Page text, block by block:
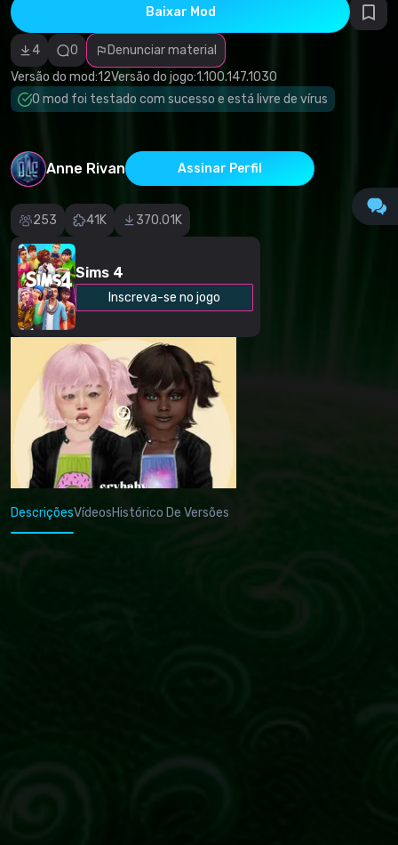
Baixar Mod
4 0
Denunciar material
Versão do mod:12Versão do jogo:1.100.147.1030
O mod foi testado com sucesso e está livre de vírus
Anne Rivan Assinar Perfil
253 41K 370.01K
Sims 4
Inscreva-se no jogo
incorreta
Software
malicioso/vírus
Conteúdo não
funcional
Descrição
DescriçõesVídeosHistórico De Versões